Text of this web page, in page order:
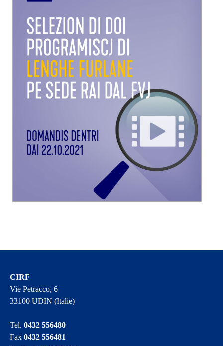
CIRF
Vie Petracco, 6
33100 UDIN (Italie)
Tel.0432 556480
Fax0432 556481